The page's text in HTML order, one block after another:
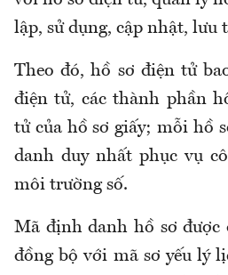
lập, sử dụng, cập nhật, lưu
Theo đó, hồ sơ điện tử
điện tử, các thành phần
tử của hồ sơ giấy; mỗi hồ
danh duy nhất phục vụ
môi trường số.
Mã định danh hồ sơ được
đồng bộ với mã sơ yếu lý